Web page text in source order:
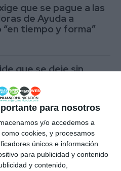
para nosotros
y/o accedemos a
cookies, y procesamos
únicos e información
para publicidad y contenido
y contenido,
que se pague a las
de Ayuda a
“en tiempo y forma”
que se deje sin
anule la nueva
del contrato del SAD
que el
de Mijas está “al
la parálisis”